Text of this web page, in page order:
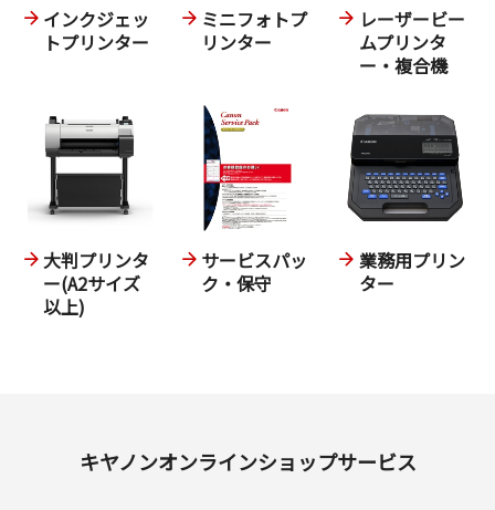
インクジェッ
トプリンター
ミニフォトプ
リンター
レーザービー
ムプリンタ
ー・複合機
大判プリンタ
ー(A2サイズ
以上)
サービスパッ
ク・保守
業務用プリン
ター
キヤノンオンラインショップサービス